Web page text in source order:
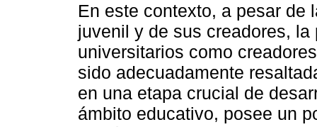
En este contexto, a pesar de
juvenil y de sus creadores,
universitarios como
sido adecuadamente
en una etapa crucial de
ámbito educativo, posee un